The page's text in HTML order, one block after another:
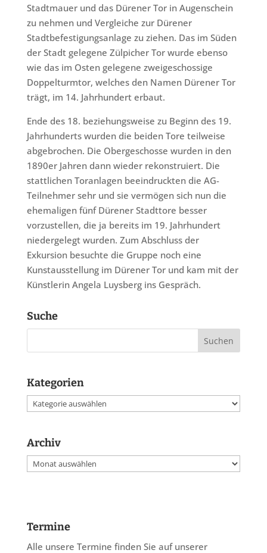
Stadtmauer und das Dürener Tor in Augenschein
zu nehmen und Vergleiche zur Dürener
Stadtbefestigungsanlage zu ziehen. Das im Süden
der Stadt gelegene Zülpicher Tor wurde ebenso
wie das im Osten gelegene zweigeschossige
Doppelturmtor, welches den Namen Dürener Tor
trägt, im 14. Jahrhundert erbaut.
Ende des 18. beziehungsweise zu Beginn des 19.
Jahrhunderts wurden die beiden Tore teilweise
abgebrochen. Die Obergeschosse wurden in den
1890er Jahren dann wieder rekonstruiert. Die
stattlichen Toranlagen beeindruckten die AG-
Teilnehmer sehr und sie vermögen sich nun die
ehemaligen fünf Dürener Stadttore besser
vorzustellen, die ja bereits im 19. Jahrhundert
niedergelegt wurden. Zum Abschluss der
Exkursion besuchte die Gruppe noch eine
Kunstausstellung im Dürener Tor und kam mit der
Künstlerin Angela Luysberg ins Gespräch.
Suche
Kategorien
Kategorien
Archiv
Archiv
Termine
Alle unsere Termine finden Sie auf unserer